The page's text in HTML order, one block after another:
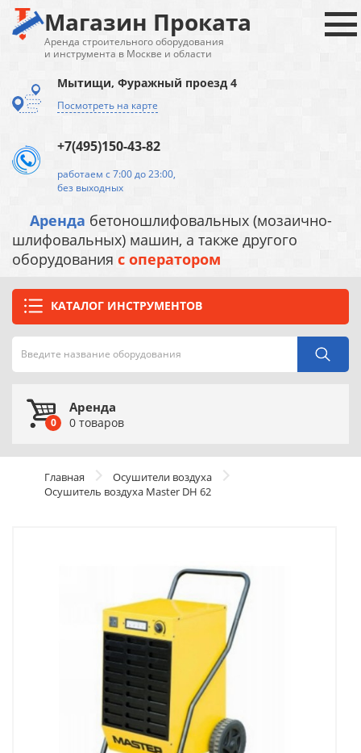
Магазин Проката
Аренда строительного оборудования
и инструмента в Москве и области
Мытищи, Фуражный проезд 4
Посмотреть на карте
+7(495)150-43-82
работаем с 7:00 до 23:00,
без выходных
Аренда бетоношлифовальных (мозаично-
шлифовальных) машин, а также другого
оборудования с оператором
КАТАЛОГ ИНСТРУМЕНТОВ
0
Аренда
0 товаров
Главная
Осушители воздуха
Осушитель воздуха Master DH 62